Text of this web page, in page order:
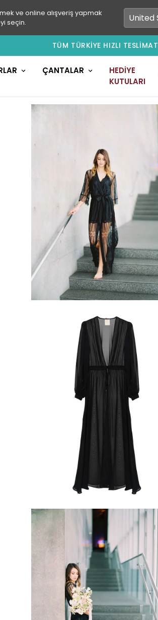
ve online alışveriş yapmak
seçin.
TÜM TÜRKİYE HIZLI TESLİMAT
ÇANTALAR
HEDİYE
KUTULARI